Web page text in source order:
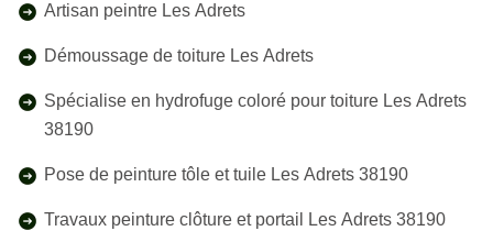
Artisan peintre Les Adrets
Démoussage de toiture Les Adrets
Spécialise en hydrofuge coloré pour toiture Les Adrets
38190
Pose de peinture tôle et tuile Les Adrets 38190
Travaux peinture clôture et portail Les Adrets 38190